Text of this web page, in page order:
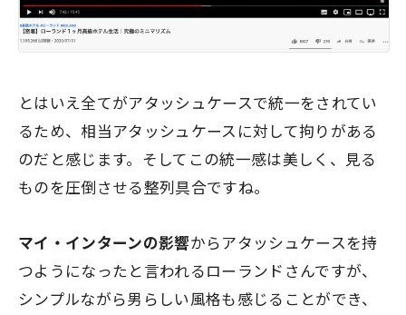
とはいえ全てがアタッシュケースで統一をされてい
るため、相当アタッシュケースに対して拘りがある
のだと感じます。そしてこの統一感は美しく、見る
ものを圧倒させる整列具合ですね。
マイ・インターンの影響からアタッシュケースを持
つようになったと言われるローランドさんですが、
シンプルながら男らしい風格も感じることができ、